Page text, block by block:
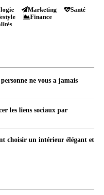
Marketing
Santé
Finance
ne vous a jamais
les liens sociaux par
choisir un intérieur élégant et